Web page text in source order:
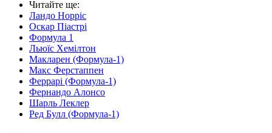
Читайте ще:
Ландо Норріс
Оскар Піастрі
Формула 1
Льюїс Хемілтон
Макларен (Формула-1)
Макс Ферстаппен
Феррарі (Формула-1)
Фернандо Алонсо
Шарль Леклер
Ред Булл (Формула-1)